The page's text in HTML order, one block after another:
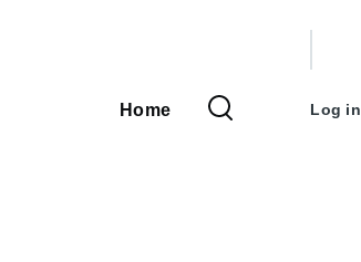
Main
Home
menu
Log in